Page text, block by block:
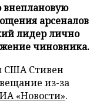
арсеналов
лидер лично
чиновника.
США Стивен
из-за
«Новости».